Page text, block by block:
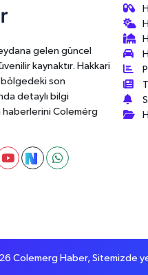
gelen güncel
kaynaktır. Hakkari
bölgedeki son
detaylı bilgi
haberlerini Colemérg
Colemerg Haber, Sitemizde